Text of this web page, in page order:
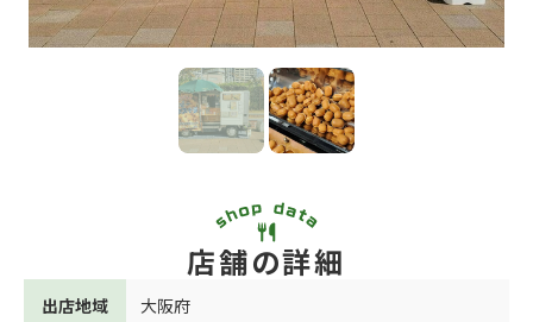
店舗の詳細
出店地域 大阪府